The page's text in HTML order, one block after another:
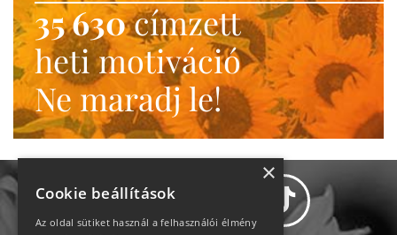
35 630címzett
heti motiváció
Ne maradj le!
×
Cookie beállítások
Az oldal sütiket használ a felhasználói élmény